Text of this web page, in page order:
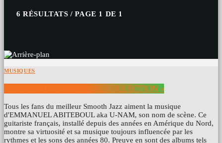
6 RÉSULTATS / PAGE 1 DE 1
MUSIQUES
U-NAM « THE ESSENTIAL COLLECTION »
Tous les fans du meilleur Smooth Jazz aiment la musique
d'EMMANUEL ABITEBOUL aka U-NAM, son nom de scène. Ce
guitariste français, installé depuis des années en Amérique du Nord,
montre sa virtuosité et sa musique toujours influencée par les
rythmes et les sons des années 80. Preuve en sont des albums tels